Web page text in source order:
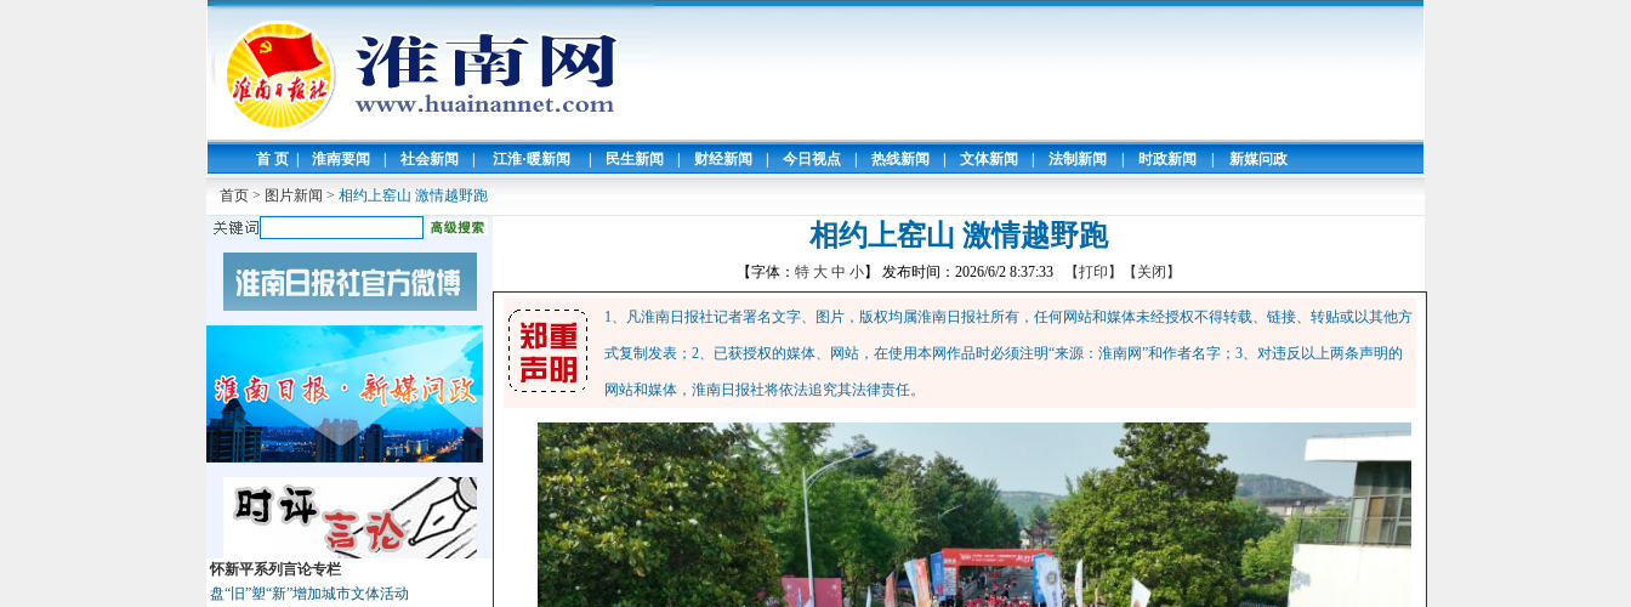
首 页 | 淮南要闻 | 社会新闻 | 江淮·暖新闻 | 民生新闻 | 财经新闻 | 今日视点 | 热线新闻 | 文体新闻 | 法制新闻 | 时政新闻 | 新媒问政
首页 > 图片新闻 > 相约上窑山 激情越野跑
怀新平系列言论专栏
盘“旧”塑“新”增加城市文体活动
相约上窑山 激情越野跑
【字体： 特 大 中 小】 发布时间：2026/6/2 8:37:33 【打印】 【关闭】
1、凡淮南日报社记者署名文字、图片，版权均属淮南日报社所有，任何网站和媒体未经授权不得转载、链接、转贴或以其他方
式复制发表；2、已获授权的媒体、网站，在使用本网作品时必须注明“来源：淮南网”和作者名字；3、对违反以上两条声明的
网站和媒体，淮南日报社将依法追究其法律责任。